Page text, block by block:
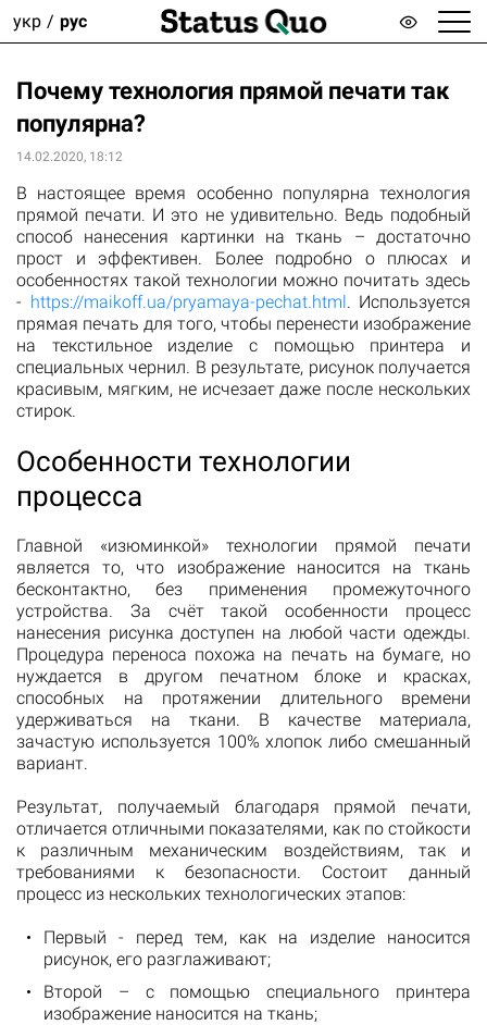
укр рус
Почему технология прямой печати так
популярна?
14.02.2020, 18:12
В настоящее время особенно популярна технология
прямой печати. И это не удивительно. Ведь подобный
способ нанесения картинки на ткань – достаточно
прост и эффективен. Более подробно о плюсах и
особенностях такой технологии можно почитать здесь
- https://maikoff.ua/pryamaya-pechat.html. Используется
прямая печать для того, чтобы перенести изображение
на текстильное изделие с помощью принтера и
специальных чернил. В результате, рисунок получается
красивым, мягким, не исчезает даже после нескольких
стирок.
Особенности технологии
процесса
Главной «изюминкой» технологии прямой печати
является то, что изображение наносится на ткань
бесконтактно, без применения промежуточного
устройства. За счёт такой особенности процесс
нанесения рисунка доступен на любой части одежды.
Процедура переноса похожа на печать на бумаге, но
нуждается в другом печатном блоке и красках,
способных на протяжении длительного времени
удерживаться на ткани. В качестве материала,
зачастую используется 100% хлопок либо смешанный
вариант.
Результат, получаемый благодаря прямой печати,
отличается отличными показателями, как по стойкости
к различным механическим воздействиям, так и
требованиями к безопасности. Состоит данный
процесс из нескольких технологических этапов:
Первый - перед тем, как на изделие наносится
рисунок, его разглаживают;
Второй – с помощью специального принтера
изображение наносится на ткань;